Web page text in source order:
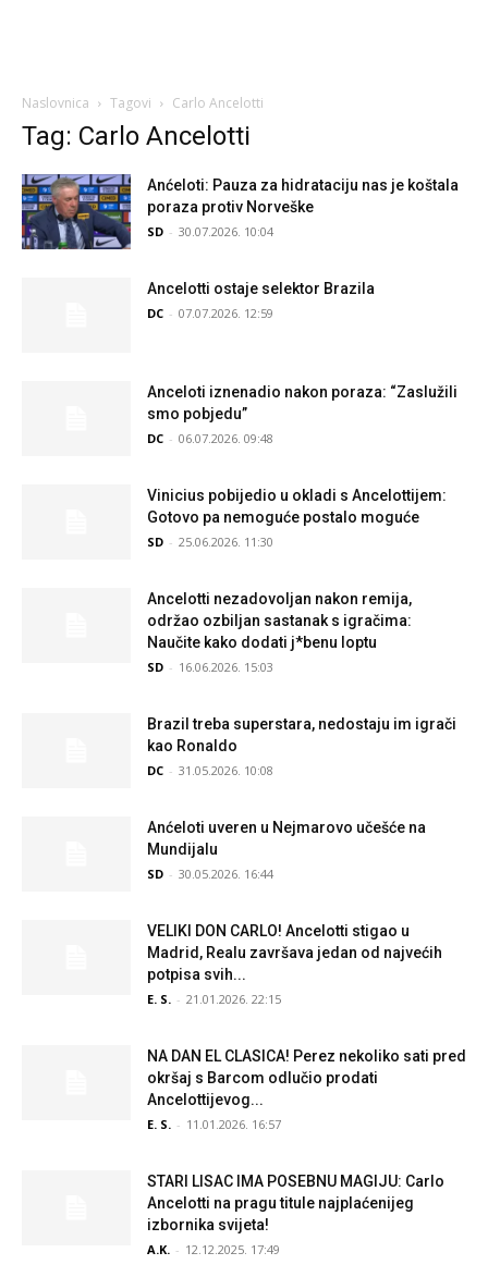
Naslovnica Tagovi Carlo Ancelotti
Tag: Carlo Ancelotti
Anćeloti: Pauza za hidrataciju nas je koštala
poraza protiv Norveške
SD - 30.07.2026. 10:04
Ancelotti ostaje selektor Brazila
DC - 07.07.2026. 12:59
Anceloti iznenadio nakon poraza: “Zaslužili
smo pobjedu”
DC - 06.07.2026. 09:48
Vinicius pobijedio u okladi s Ancelottijem:
Gotovo pa nemoguće postalo moguće
SD - 25.06.2026. 11:30
Ancelotti nezadovoljan nakon remija,
održao ozbiljan sastanak s igračima:
Naučite kako dodati j*benu loptu
SD - 16.06.2026. 15:03
Brazil treba superstara, nedostaju im igrači
kao Ronaldo
DC - 31.05.2026. 10:08
Anćeloti uveren u Nejmarovo učešće na
Mundijalu
SD - 30.05.2026. 16:44
VELIKI DON CARLO! Ancelotti stigao u
Madrid, Realu završava jedan od najvećih
potpisa svih...
E. S. - 21.01.2026. 22:15
NA DAN EL CLASICA! Perez nekoliko sati pred
okršaj s Barcom odlučio prodati
Ancelottijevog...
E. S. - 11.01.2026. 16:57
STARI LISAC IMA POSEBNU MAGIJU: Carlo
Ancelotti na pragu titule najplaćenijeg
izbornika svijeta!
A.K. - 12.12.2025. 17:49